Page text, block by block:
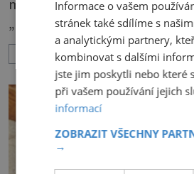
materiálem, kterým se
„plastové“ zůstává pevně
životě. Se dřevem jsme tak
příjemné na dotyk, voní nám
kladné vlivy našeho
pořídit si 100% masiv a
vašeho interiéru
každému pokoji. Jak ho
ZOBRAZIT VÍCE
Informace o vašem
stránek také sdílíme s
a analytickými partnery,
kombinovat s dalšími
jste jim poskytli nebo které
při vašem používání jejich
informací
ZOBRAZIT VŠECHNY
→